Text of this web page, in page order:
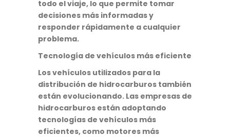
todo el viaje, lo que permite tomar
decisiones más informadas y
responder rápidamente a cualquier
problema.
Tecnología de vehículos más eficiente
Los vehículos utilizados para la
distribución de hidrocarburos también
están evolucionando. Las empresas de
hidrocarburos están adoptando
tecnologías de vehículos más
eficientes, como motores más